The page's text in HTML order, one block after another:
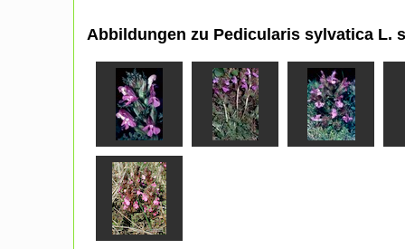
Abbildungen zu Pedicularis sylvatica L.